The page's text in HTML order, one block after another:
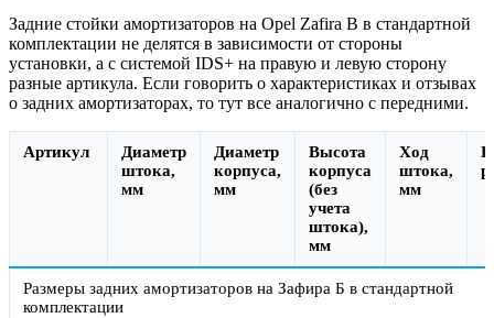
Задние стойки амортизаторов на Opel Zafira B в стандартной
комплектации не делятся в зависимости от стороны
установки, а с системой IDS+ на правую и левую сторону
разные артикула. Если говорить о характеристиках и отзывах
о задних амортизаторах, то тут все аналогично с передними.
Артикул
Диаметр
штока,
мм
Диаметр
корпуса,
мм
Высота
корпуса
(без
учета
штока),
мм
Ход
штока,
мм
Размеры задних амортизаторов на Зафира Б в стандартной
комплектации